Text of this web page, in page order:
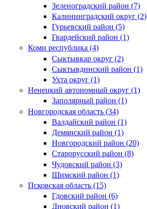
Зеленоградский район (7)
Калининградский округ (2)
Гурьевский район (5)
Гвардейский район (1)
Коми республика (4)
Сыктывкар округ (2)
Сыктывдинский район (1)
Ухта округ (1)
Ненецкий автономный округ (1)
Заполярный район (1)
Новгородская область (34)
Валдайский район (1)
Демянский район (1)
Новгородский район (20)
Старорусский район (8)
Чудовский район (3)
Шимский район (1)
Псковская область (15)
Гдовский район (6)
Дновский район (1)